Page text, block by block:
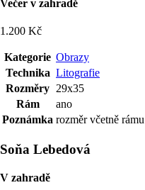
Večer v zahradě
1.200 Kč
Kategorie Obrazy
Technika Litografie
Rozměry 29x35
Rám
ano
Poznámka rozměr včetně rámu
Soňa Lebedová
V zahradě